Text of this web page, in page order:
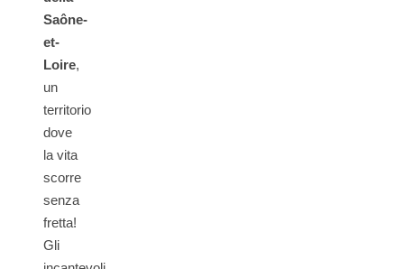
Saône-
et-
Loire,
un
territorio
dove
la vita
scorre
senza
fretta!
Gli